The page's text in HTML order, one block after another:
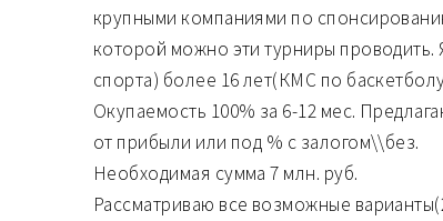
крупными компаниями по
которой можно эти турниры
спорта) более 16 лет(КМС по
Окупаемость 100% за 6-12 мес.
от прибыли или под % с залогом\\без.
Необходимая сумма 7 млн. руб.
Рассматриваю все возможные